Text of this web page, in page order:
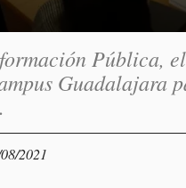
Pública,
Guadalajara
2021